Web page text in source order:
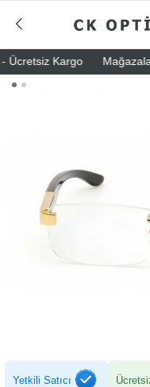
Kargo
Yetkili Satıcı